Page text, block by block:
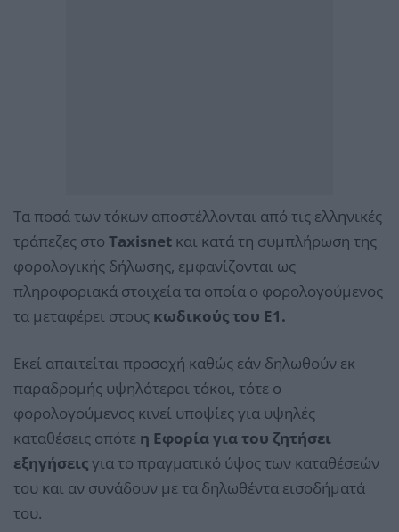
Τα ποσά των τόκων αποστέλλονται από τις ελληνικές
τράπεζες στο Taxisnet και κατά τη συμπλήρωση της
φορολογικής δήλωσης, εμφανίζονται ως
πληροφοριακά στοιχεία τα οποία ο φορολογούμενος
τα μεταφέρει στους κωδικούς του Ε1.
Εκεί απαιτείται προσοχή καθώς εάν δηλωθούν εκ
παραδρομής υψηλότεροι τόκοι, τότε ο
φορολογούμενος κινεί υποψίες για υψηλές
καταθέσεις οπότε η Eφορία για του ζητήσει
εξηγήσειςγια το πραγματικό ύψος των καταθέσεών
του και αν συνάδουν με τα δηλωθέντα εισοδήματά
του.